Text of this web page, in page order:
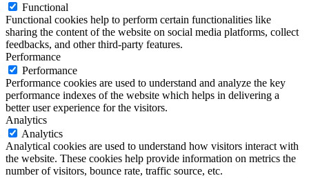
Functional
Functional cookies help to perform certain functionalities like
sharing the content of the website on social media platforms, collect
feedbacks, and other third-party features.
Performance
Performance
Performance cookies are used to understand and analyze the key
performance indexes of the website which helps in delivering a
better user experience for the visitors.
Analytics
Analytics
Analytical cookies are used to understand how visitors interact with
the website. These cookies help provide information on metrics the
number of visitors, bounce rate, traffic source, etc.